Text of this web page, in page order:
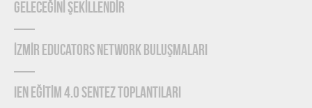
GELECEĞİNİ ŞEKİLLENDİR
İZMİR EDUCATORS NETWORK BULUŞMALARI
IEN EĞİTİM 4.0 SENTEZ TOPLANTILARI